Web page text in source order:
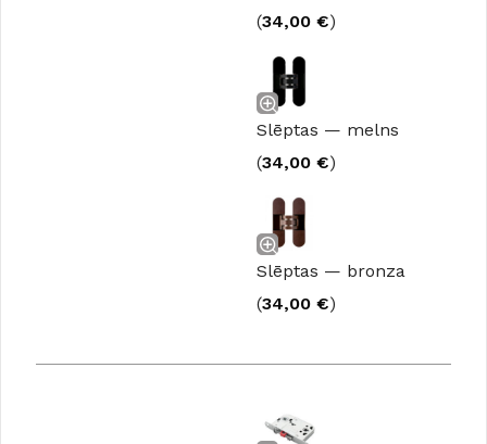
(34,00 €)
Slēptas — melns
(34,00 €)
Slēptas — bronza
(34,00 €)